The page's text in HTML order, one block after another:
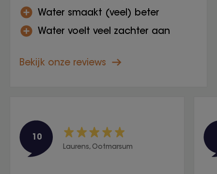
Water smaakt (veel) beter
Water voelt veel zachter aan
Bekijk onze reviews
10
Laurens, Ootmarsum